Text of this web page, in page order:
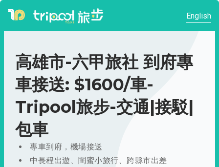
English
高雄市-六甲旅社 到府專
車接送: $1600/車-
Tripool旅步-交通|接駁|
包車
專車到府，機場接送
中長程出遊、閨蜜小旅行、跨縣市出差